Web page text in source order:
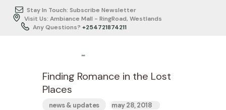
Stay In Touch: Subscribe Newsletter
Visit Us: Ambiance Mall - RingRoad, Westlands
Any Questions? +254721874211
HOME
ABOUT US
ITINERARY
Finding Romance in the Lost
Places
news & updates may 28, 2018